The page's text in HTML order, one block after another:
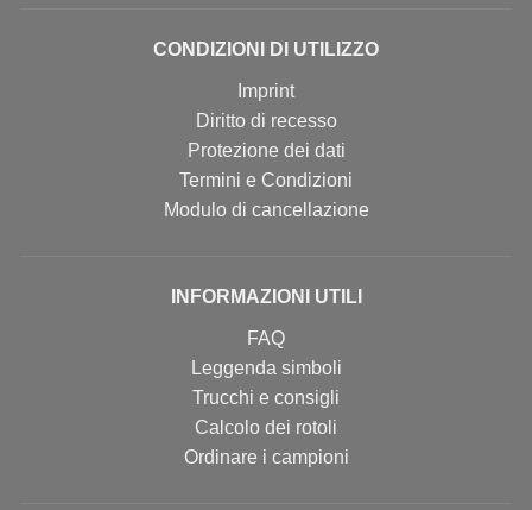
CONDIZIONI DI UTILIZZO
Imprint
Diritto di recesso
Protezione dei dati
Termini e Condizioni
Modulo di cancellazione
INFORMAZIONI UTILI
FAQ
Leggenda simboli
Trucchi e consigli
Calcolo dei rotoli
Ordinare i campioni